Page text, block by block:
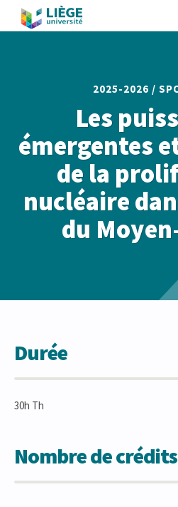
2025-2026 /
Les
émergentes
de la
nucléaire
du
Durée
30h Th
Nombre de crédits